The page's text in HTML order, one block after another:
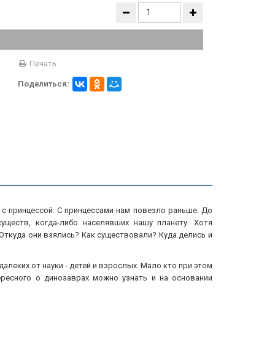
Печать
Поделиться:
принцессой. С принцессами нам повезло раньше. До
когда-либо населявших нашу планету. Хотя
они взялись? Как существовали? Куда делись и
от науки - детей и взрослых. Мало кто при этом
о динозаврах можно узнать и на основании